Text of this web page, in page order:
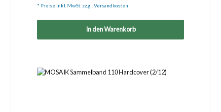
* Preise inkl. MwSt. zzgl. Versandkosten
In den Warenkorb